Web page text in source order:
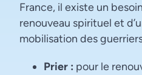
France, il existe un
renouveau spirituel et
mobilisation des
Prier : pour le